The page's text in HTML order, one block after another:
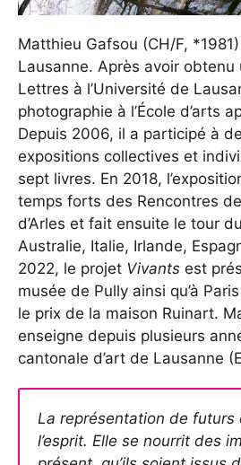
Matthieu Gafsou (CH/F,
Lausanne. Après avoir obtenu
Lettres à l’Université de
photographie à l’École d’arts
Depuis 2006, il a participé à
expositions collectives et
sept livres. En 2018,
temps forts des Rencontres
d’Arles et fait ensuite le tour
Australie, Italie, Irlande,
2022, le projet Vivants est
musée de Pully ainsi qu’à
le prix de la maison Ruinart.
enseigne depuis plusieurs
cantonale d’art de Lausanne
La représentation de futurs
l’esprit. Elle se nourrit des